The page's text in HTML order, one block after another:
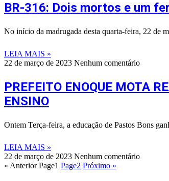
BR-316: Dois mortos e um
No início da madrugada desta quarta-feira, 22
LEIA MAIS »
22 de março de 2023 Nenhum comentário
PREFEITO ENOQUE MOTA
ENSINO
Ontem Terça-feira, a educação de Pastos Bons
LEIA MAIS »
22 de março de 2023 Nenhum comentário
« Anterior Page1 Page2 Próximo »